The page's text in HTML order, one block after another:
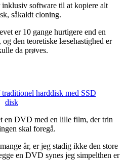
inklusiv software til at kopiere alt
såkaldt cloning.
er 10 gange hurtigere end en
den teoretiske læsehastighed er
da prøves.
en DVD med en lille film, der trin
skal foregå.
år, er jeg stadig ikke den store
en DVD synes jeg simpelthen er